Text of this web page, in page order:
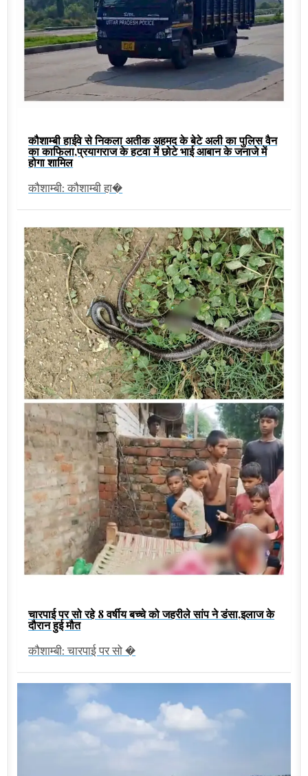
कौशाम्बी हाईवे से निकला अतीक अहमद के बेटे अली का पुलिस वैन
का काफिला,प्रयागराज के हटवा में छोटे भाई आबान के जनाजे में
होगा शामिल
कौशाम्बी: कौशाम्बी हा�
चारपाई पर सो रहे 8 वर्षीय बच्चे को जहरीले सांप ने डंसा,इलाज के
दौरान हुई मौत
कौशाम्बी: चारपाई पर सो �